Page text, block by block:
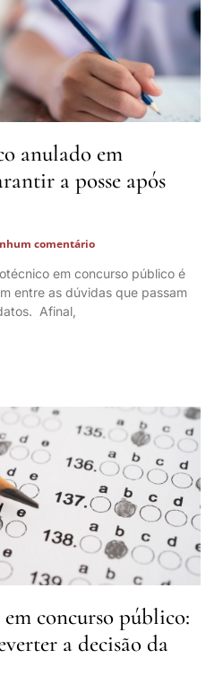
anulado em
a posse após
comentário
em concurso público é
entre as dúvidas que passam
Afinal,
concurso público:
a decisão da